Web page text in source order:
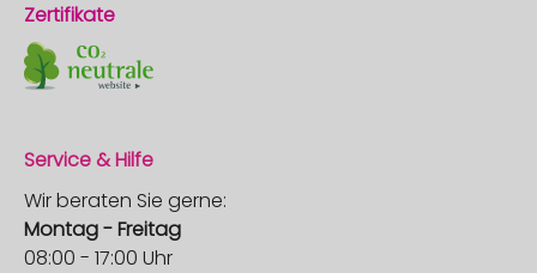
Zertifikate
Service & Hilfe
Wir beraten Sie gerne:
Montag - Freitag
08:00 - 17:00 Uhr